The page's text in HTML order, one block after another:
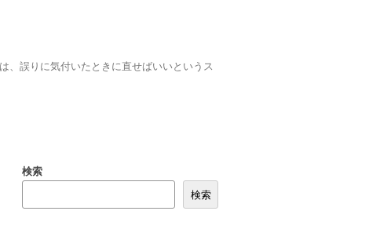
、誤りに気付いたときに直せばいいというス
検索
検索